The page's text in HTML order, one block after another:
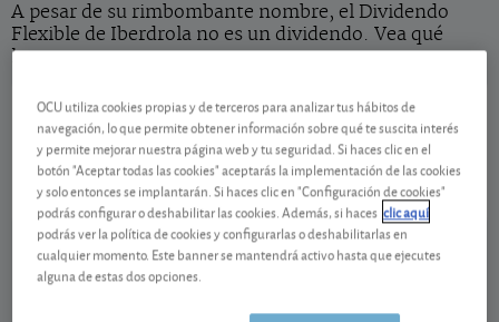
A pesar de su rimbombante nombre, el Dividendo
Flexible de Iberdrola no es un dividendo. Vea qué
hacer.
Iberdrola
ES0144580Y14
06/08/2026 Madrid
20,72 EUR
0,14 EUR (0,68 %)
Ver detalladamente
Contenido reservado a SOCIOS
OCU utiliza cookies propias y de terceros para analizar tus hábitos de
navegación, lo que permite obtener información sobre qué te suscita interés
y permite mejorar nuestra página web y tu seguridad. Si haces clic en el
botón "Aceptar todas las cookies" aceptarás la implementación de las cookies
y solo entonces se implantarán. Si haces clic en "Configuración de cookies"
podrás configurar o deshabilitar las cookies. Además, si haces clic aquí
podrás ver la política de cookies y configurarlas o deshabilitarlas en
cualquier momento. Este banner se mantendrá activo hasta que ejecutes
alguna de estas dos opciones.